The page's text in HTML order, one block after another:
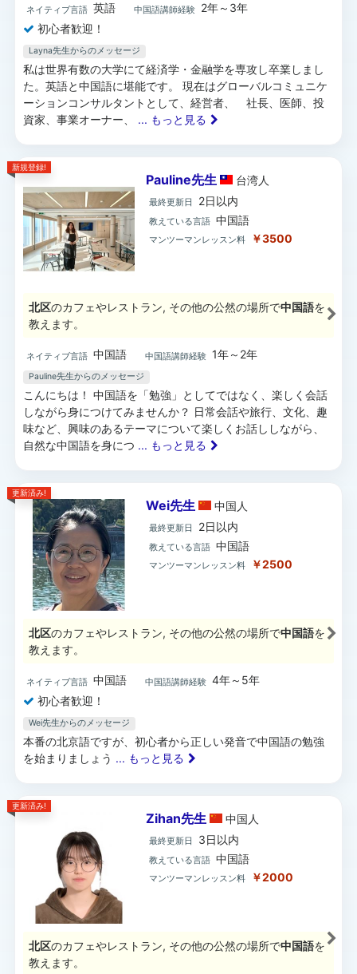
ネイティブ言語 英語 中国語講師経験
2年～3年
初心者歓迎！
Layna先生からのメッセージ
私は世界有数の大学にて経済学・金融学を専攻し卒業しまし
た。英語と中国語に堪能です。 現在はグローバルコミュニケ
ーションコンサルタントとして、経営者、 社長、医師、投
資家、事業オーナー、 ... もっと見る
新規登録!
Pauline先生 台湾人
最終更新日 2日以内
教えている言語 中国語
マンツーマンレッスン料 ￥3500
北区のカフェやレストラン, その他の公然の場所で中国語を
教えます。
ネイティブ言語 中国語 中国語講師経験 1年～2年
Pauline先生からのメッセージ
こんにちは！ 中国語を「勉強」としてではなく、楽しく会話
しながら身につけてみませんか？ 日常会話や旅行、文化、趣
味など、興味のあるテーマについて楽しくお話ししながら、
自然な中国語を身につ ... もっと見る
更新済み!
Wei先生 中国 人
最終更新日 2日以内
教えている言語 中国語
マンツーマンレッスン料 ￥2500
北区のカフェやレストラン, その他の公然の場所で中国語を
教えます。
ネイティブ言語 中国語 中国語講師経験 4年～5年
初心者歓迎！
Wei先生からのメッセージ
本番の北京語ですが、初心者から正しい発音で中国語の勉強
を始まりましょう ... もっと見る
更新済み!
Zihan先生 中国 人
最終更新日 3日以内
教えている言語 中国語
マンツーマンレッスン料 ￥2000
北区のカフェやレストラン, その他の公然の場所で中国語を
教えます。